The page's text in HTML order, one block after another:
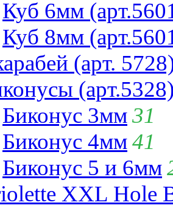
Куб 6мм
Куб 8мм
(арт.
Биконус 3мм31
Биконус 4мм41
Биконус 5 и 6мм
XXL Hole